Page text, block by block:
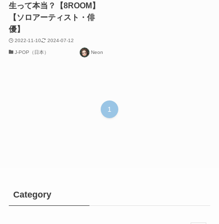
生って本当？【8ROOM】
【ソロアーティスト・俳
優】
2022-11-10 2024-07-12
J-POP（日本） Neon
1
Category